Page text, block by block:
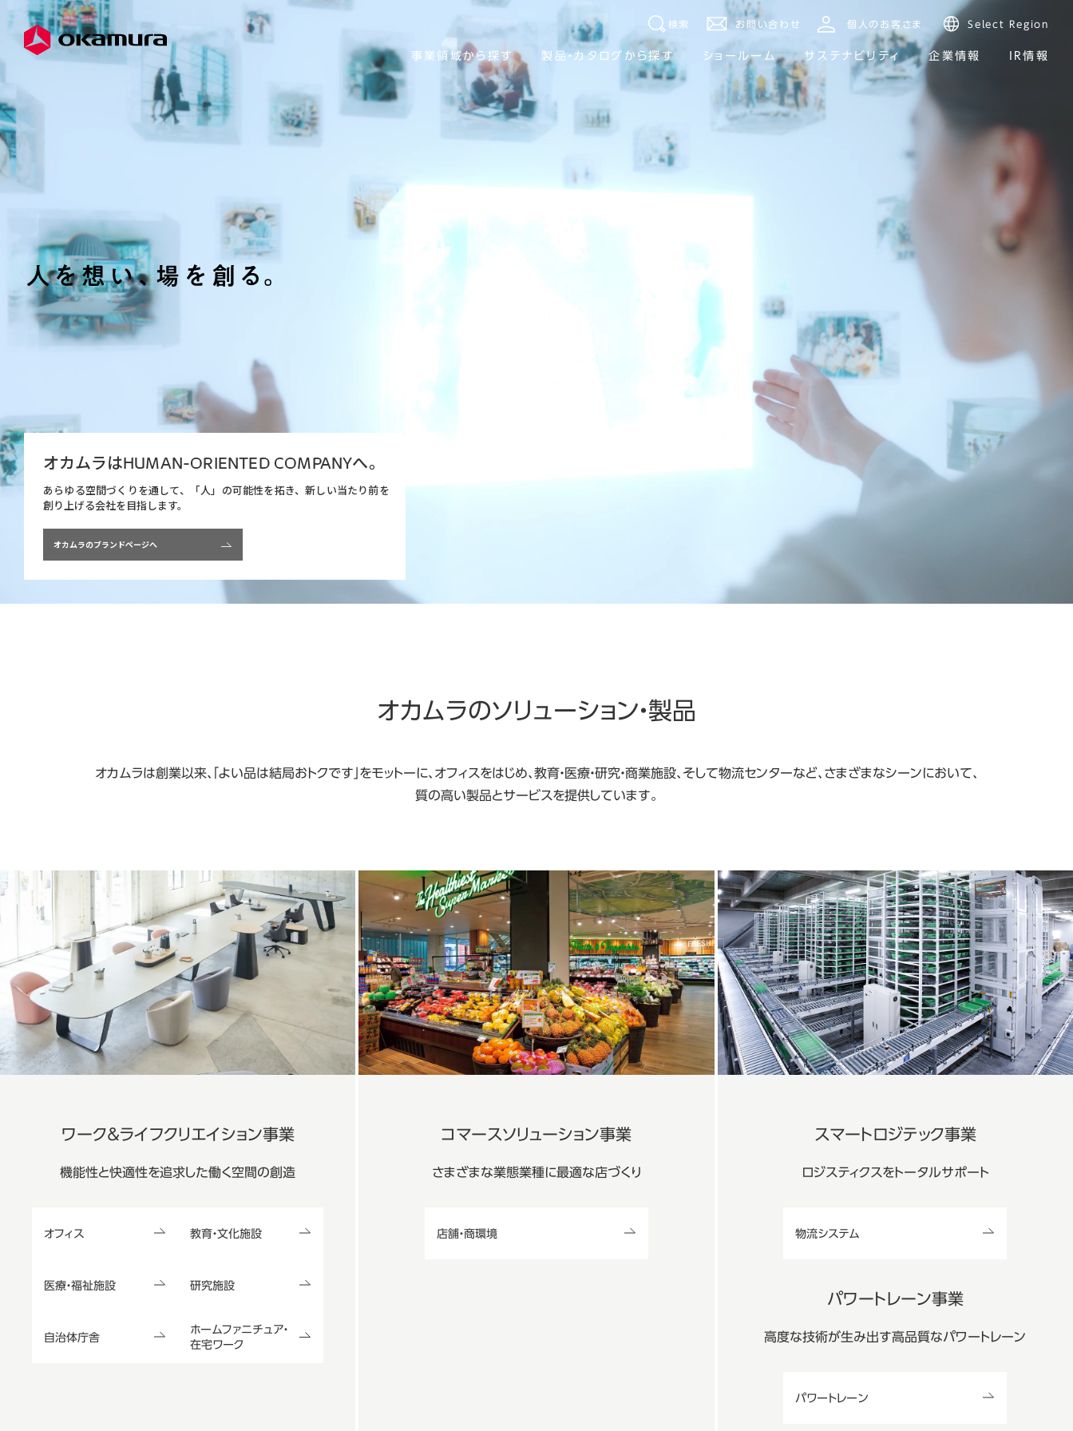
検索 お問い合わせ 個人のお客さま Select Region
事業領域から探す 製品・カタログから探す ショールーム サステナビリティ 企業情報 IR情報
オカムラはHUMAN-ORIENTED COMPANYへ。
あらゆる空間づくりを通して、
「人」の可能性を拓き、新しい当たり前を
創り上げる会社を目指します。
オカムラのブランドページへ
オカムラのソリューション・製品
オカムラは創業以来、「よい品は結局おトクです」をモットーに、オフィスをはじめ、教育・医療・研究・商業施設、そして物流センターなど、さまざまなシーンにおいて、
質の高い製品とサービスを提供しています。
ワーク＆ライフクリエイション事業
機能性と快適性を追求した働く空間の創造
オフィス 教育・文化施設
医療・福祉施設 研究施設
自治体庁舎
ホームファニチュア・
在宅ワーク
コマースソリューション事業
さまざまな業態業種に最適な店づくり
店舗・商環境
スマートロジテック事業
ロジスティクスをトータルサポート
物流システム
パワートレーン事業
高度な技術が生み出す高品質なパワートレーン
パワートレーン